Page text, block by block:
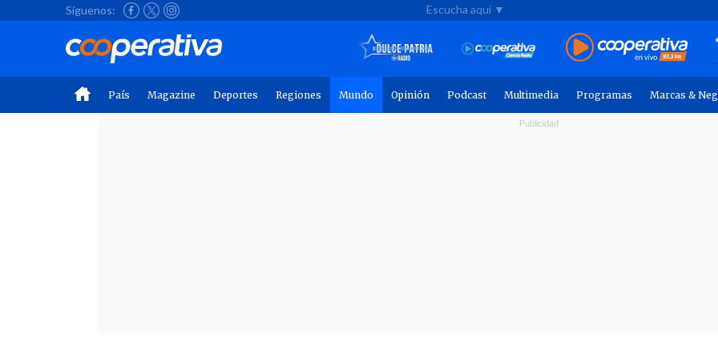
Síguenos: Escucha aquí ▼
País Magazine Deportes Regiones Mundo Opinión Podcast Multimedia Programas Marcas &